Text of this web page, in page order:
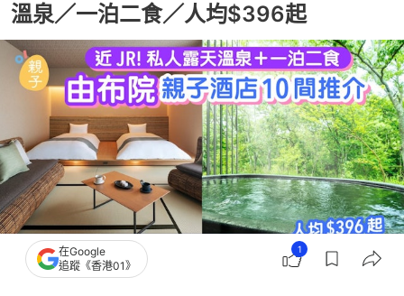
溫泉／一泊二食／人均$396起
撰文：陳映蓉
在Google
追蹤《香港01》
1